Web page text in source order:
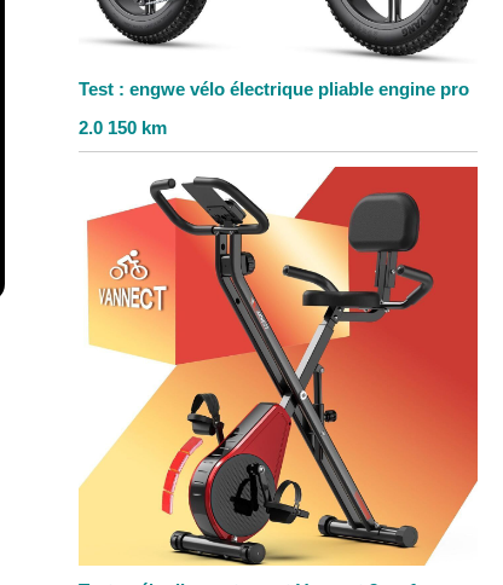
Test : engwe vélo électrique pliable engine pro
2.0 150 km